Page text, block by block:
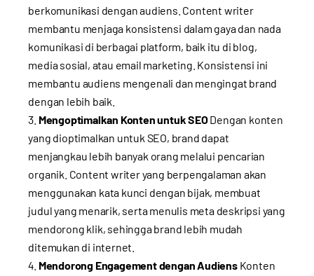
berkomunikasi dengan audiens. Content writer
membantu menjaga konsistensi dalam gaya dan nada
komunikasi di berbagai platform, baik itu di blog,
media sosial, atau email marketing. Konsistensi ini
membantu audiens mengenali dan mengingat brand
dengan lebih baik.
Mengoptimalkan Konten untuk SEODengan konten
yang dioptimalkan untuk SEO, brand dapat
menjangkau lebih banyak orang melalui pencarian
organik. Content writer yang berpengalaman akan
menggunakan kata kunci dengan bijak, membuat
judul yang menarik, serta menulis meta deskripsi yang
mendorong klik, sehingga brand lebih mudah
ditemukan di internet.
Mendorong Engagement dengan AudiensKonten